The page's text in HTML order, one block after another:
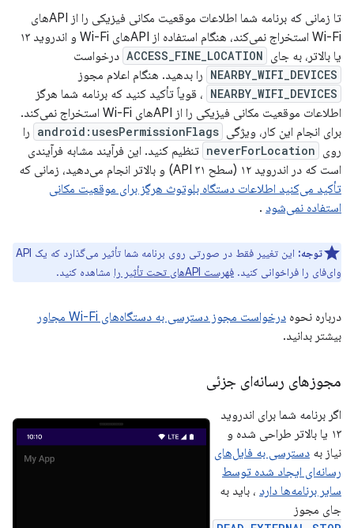
تا زمانی که برنامه شما اطلاعات موقعیت مکانی فیزیکی را از APIهای
Wi-Fi استخراج نمی‌کند، هنگام استفاده از APIهای Wi-Fi و اندروید ۱۳
یا بالاتر، به جای ACCESS_FINE_LOCATION درخواست
NEARBY_WIFI_DEVICES را بدهید. هنگام اعلام مجوز
NEARBY_WIFI_DEVICES ، قویاً تأکید کنید که برنامه شما هرگز
اطلاعات موقعیت مکانی فیزیکی را از APIهای Wi-Fi استخراج نمی‌کند.
برای انجام این کار، ویژگی android:usesPermissionFlags را
روی neverForLocation تنظیم کنید. این فرآیند مشابه فرآیندی
است که در اندروید ۱۲ (سطح API ۳۱) و بالاتر انجام می‌دهید، زمانی که
تأکید می‌کنید اطلاعات دستگاه بلوتوث هرگز برای موقعیت مکانی
استفاده نمی‌شود .
توجه:
این تغییر فقط در صورتی روی برنامه شما تأثیر می‌گذارد که یک API
وای‌فای را فراخوانی کنید. فهرست APIهای تحت تأثیر را مشاهده کنید.
درباره نحوه درخواست مجوز دسترسی به دستگاه‌های Wi-Fi مجاور
بیشتر بدانید.
مجوزهای رسانه‌ای جزئی
اگر برنامه شما برای اندروید
۱۳ یا بالاتر طراحی شده و
نیاز به دسترسی به فایل‌های
رسانه‌ای ایجاد شده توسط
سایر برنامه‌ها دارد ، باید به
جای مجوز